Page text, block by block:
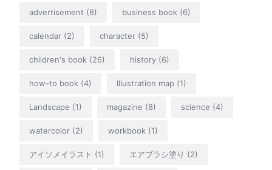
advertisement (8) business book (6)
calendar (2) character (5)
children's book (26) history (6)
how-to book (4) Illustration map (1)
Landscape (1) magazine (8) science (4)
watercolor (2) workbook (1)
アイソメイラスト (1) エアブラシ塗り (2)